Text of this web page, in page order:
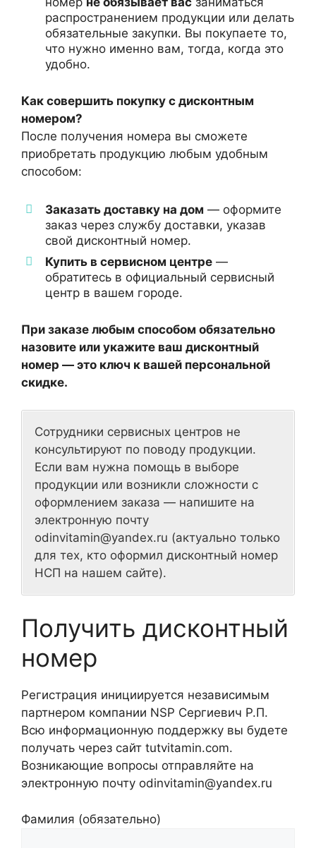
распространением продукции или делать
обязательные закупки. Вы покупаете то,
что нужно именно вам, тогда, когда это
удобно.
Как совершить покупку с дисконтным
номером?
После получения номера вы сможете
приобретать продукцию любым удобным
способом:
Заказать доставку на дом — оформите
заказ через службу доставки, указав
свой дисконтный номер.
Купить в сервисном центре —
обратитесь в официальный сервисный
центр в вашем городе.
При заказе любым способом обязательно
назовите или укажите ваш дисконтный
номер — это ключ к вашей персональной
скидке.
Сотрудники сервисных центров не
консультируют по поводу продукции.
Если вам нужна помощь в выборе
продукции или возникли сложности с
оформлением заказа — напишите на
электронную почту
odinvitamin@yandex.ru (актуально только
для тех, кто оформил дисконтный номер
НСП на нашем сайте).
Получить дисконтный
номер
Регистрация инициируется независимым
партнером компании NSP Сергиевич Р.П.
Всю информационную поддержку вы будете
получать через сайт tutvitamin.com.
Возникающие вопросы отправляйте на
электронную почту odinvitamin@yandex.ru
Фамилия (обязательно)